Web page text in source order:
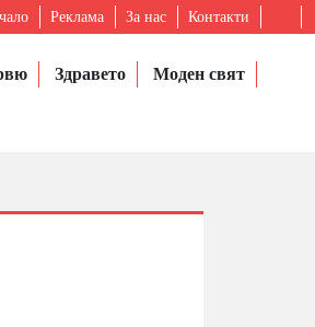
Реклама За нас Контакти
Здравето
Моден свят